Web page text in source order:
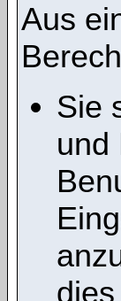
Aus
Sie
und